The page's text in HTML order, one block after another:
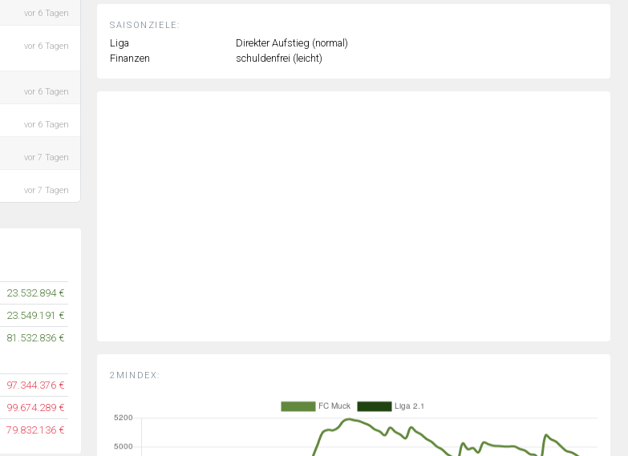
vor 6 Tagen
vor 6 Tagen
vor 6 Tagen
vor 6 Tagen
vor 7 Tagen
vor 7 Tagen
23.532.894 €
23.549.191 €
81.532.836 €
97.344.376 €
99.674.289 €
79.832.136 €
SAISONZIELE:
Liga
Direkter Aufstieg (normal)
Finanzen
schuldenfrei (leicht)
2MINDEX: